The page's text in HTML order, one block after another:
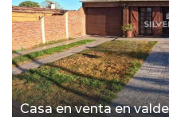
Casa en venta en